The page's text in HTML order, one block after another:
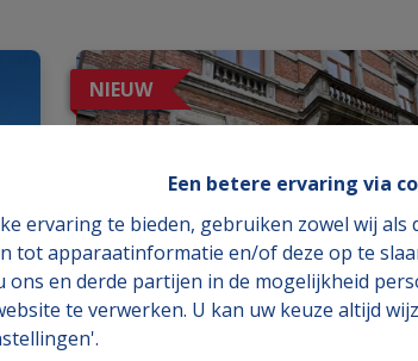
Een betere ervaring via
ervaring te bieden, gebruiken zowel wij
tot apparaatinformatie en/of deze op te
ons en derde partijen in de mogelijkheid
te verwerken. U kan uw keuze altijd
NIEUW